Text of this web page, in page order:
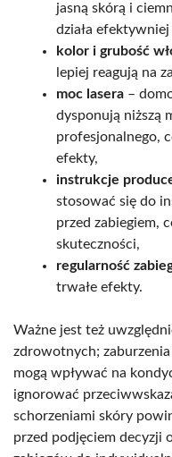
jasną skórą i
działa
kolor i grubość
lepiej reagują na
moc lasera –
dysponują niższą
profesjonalnego,
efekty,
instrukcje
stosować się do
przed zabiegiem,
skuteczności,
regularność
trwałe efekty.
Ważne jest też
zdrowotnych;
mogą wpływać na
ignorować
schorzeniami skóry
przed podjęciem decyzji